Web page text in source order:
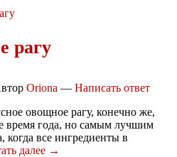
рагу
Oriona — Написать ответ
овощное рагу, конечно же,
время года, но самым лучшим
когда все ингредиенты в
далее →